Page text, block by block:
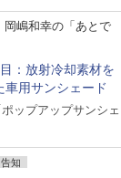
岡嶋和幸の「あとで
：放射冷却素材を
車用サンシェード
ップアップサンシェ
知